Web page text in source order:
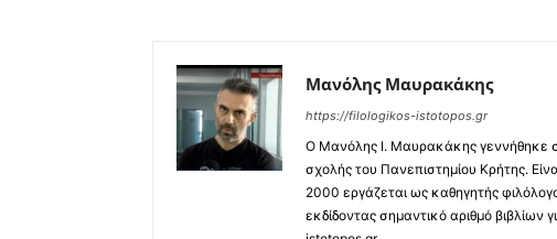
Μανόλης Μαυρακάκης
https://filologikos-istotopos.gr
Ο Μανόλης I. Μαυρακάκης γεννήθηκε
σχολής του Πανεπιστημίου Κρήτης.
2000 εργάζεται ως καθηγητής
εκδίδοντας σημαντικό αριθμό βιβλίων